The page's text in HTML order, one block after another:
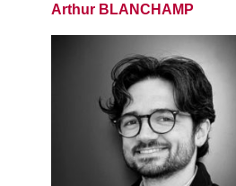
Arthur BLANCHAMP